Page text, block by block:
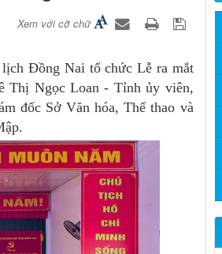
Xem với cỡ chữ
Đồng Nai tổ chức Lễ ra mắt
Thị Ngọc Loan - Tỉnh ủy viên,
đốc Sở Văn hóa, Thể thao và